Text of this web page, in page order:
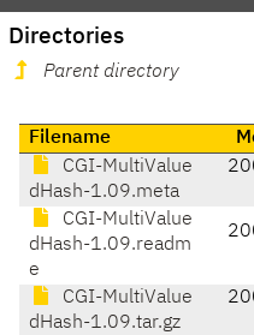
Directories
Parent directory
Filename
CGI-MultiValue
dHash-1.09.meta
CGI-MultiValue
dHash-1.09.readm
e
CGI-MultiValue
dHash-1.09.tar.gz